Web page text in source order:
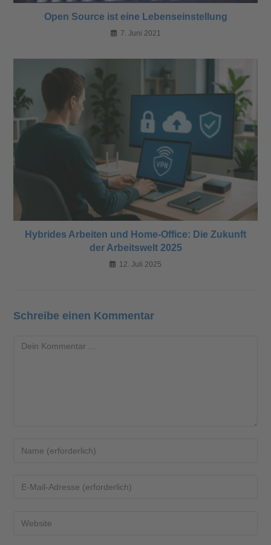
Open Source ist eine Lebenseinstellung
7. Juni 2021
Hybrides Arbeiten und Home-Office: Die Zukunft
der Arbeitswelt 2025
12. Juli 2025
Schreibe einen Kommentar